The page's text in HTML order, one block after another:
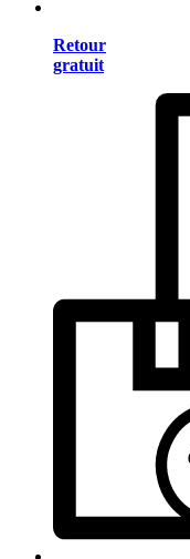
Retour
gratuit